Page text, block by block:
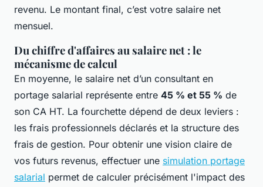
revenu. Le montant final, c’est votre salaire net
mensuel.
Du chiffre d'affaires au salaire net : le
mécanisme de calcul
En moyenne, le salaire net d’un consultant en
portage salarial représente entre 45 % et 55 % de
son CA HT. La fourchette dépend de deux leviers :
les frais professionnels déclarés et la structure des
frais de gestion. Pour obtenir une vision claire de
vos futurs revenus, effectuer une simulation portage
salarial permet de calculer précisément l'impact des